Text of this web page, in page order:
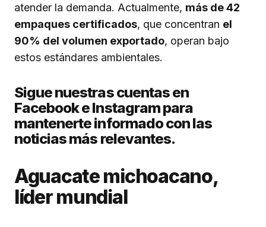
atender la demanda. Actualmente, más de 42
empaques certificados, que concentran el
90% del volumen exportado, operan bajo
estos estándares ambientales.
Sigue nuestras cuentas en
Facebook e Instagram para
mantenerte informado con las
noticias más relevantes.
Aguacate michoacano,
líder mundial